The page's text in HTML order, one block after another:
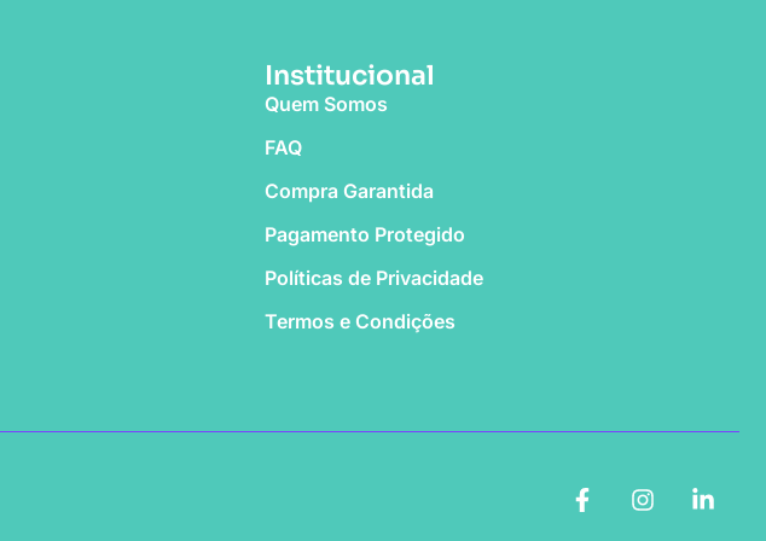
Institucional
Quem Somos
FAQ
Compra Garantida
Pagamento Protegido
Políticas de Privacidade
Termos e Condições